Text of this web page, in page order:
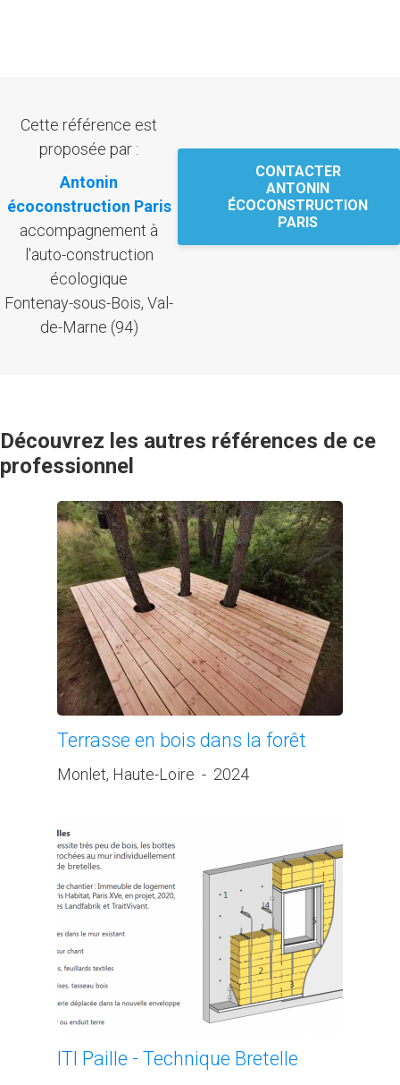
Cette référence est
proposée par :
Antonin
écoconstruction Paris
accompagnement à
l'auto-construction
écologique
Fontenay-sous-Bois, Val-
de-Marne (94)
CONTACTER
ANTONIN
ÉCOCONSTRUCTION
PARIS
Découvrez les autres références de ce
professionnel
Terrasse en bois dans la forêt
Monlet, Haute-Loire - 2024
ITI Paille - Technique Bretelle